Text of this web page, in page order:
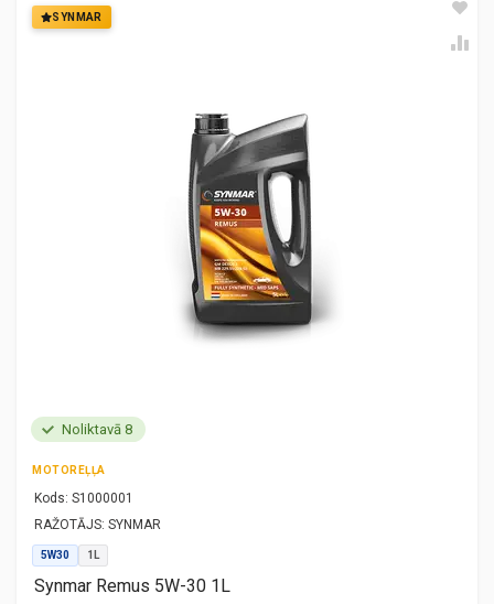
SYNMAR
Noliktavā 8
MOTOREĻĻA
Kods: S1000001
RAŽOTĀJS: SYNMAR
5W30 1L
Synmar Remus 5W-30 1L